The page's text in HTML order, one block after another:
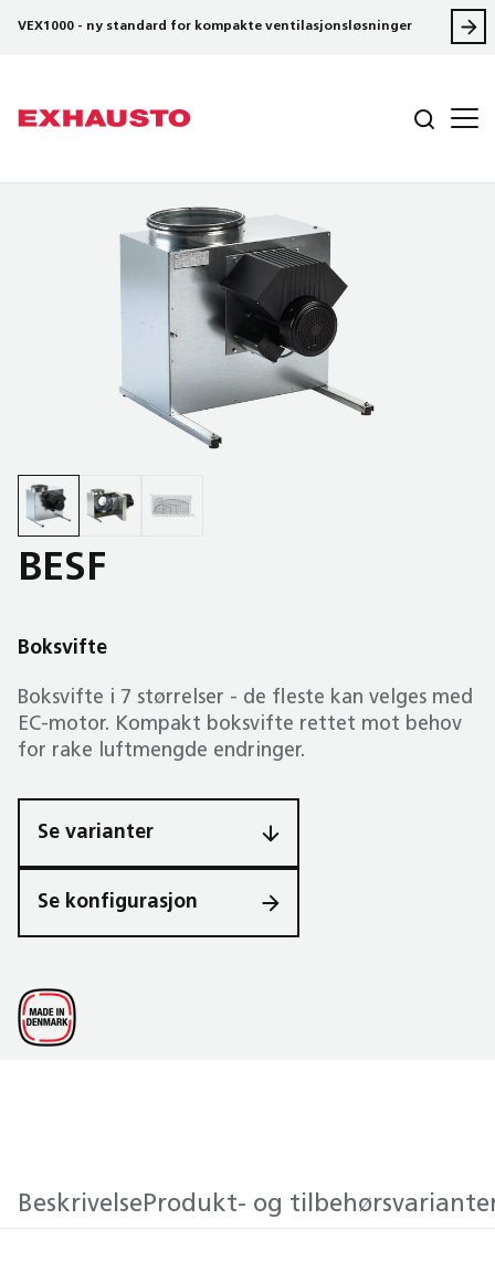
VEX1000 - ny standard for kompakte ventilasjonsløsninger
BESF
Boksvifte
Boksvifte i 7 størrelser - de fleste kan velges med
EC-motor. Kompakt boksvifte rettet mot behov
for rake luftmengde endringer.
Se varianter
Se konfigurasjon
BeskrivelseProdukt- og